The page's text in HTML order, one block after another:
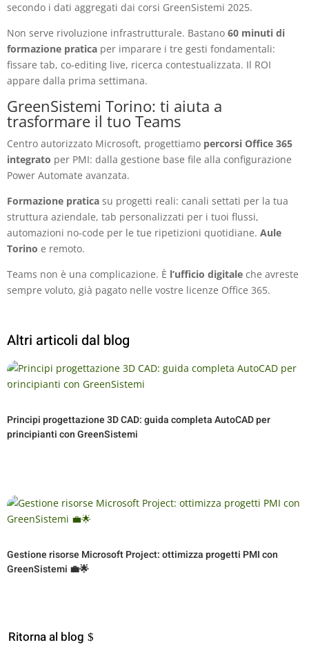
secondo i dati aggregati dai corsi GreenSistemi 2025.
Non serve rivoluzione infrastrutturale. Bastano 60 minuti di
formazione pratica per imparare i tre gesti fondamentali:
fissare tab, co-editing live, ricerca contestualizzata. Il ROI
appare dalla prima settimana.
GreenSistemi Torino: ti aiuta a
trasformare il tuo Teams
Centro autorizzato Microsoft, progettiamo percorsi Office 365
integrato per PMI: dalla gestione base file alla configurazione
Power Automate avanzata.
Formazione pratica su progetti reali: canali settati per la tua
struttura aziendale, tab personalizzati per i tuoi flussi,
automazioni no-code per le tue ripetizioni quotidiane. Aule
Torino e remoto.
Teams non è una complicazione. È l’ufficio digitale che avreste
sempre voluto, già pagato nelle vostre licenze Office 365.
Altri articoli dal blog
Principi progettazione 3D CAD: guida completa AutoCAD per
principianti con GreenSistemi
Gestione risorse Microsoft Project: ottimizza progetti PMI con
GreenSistemi 💼🌟
Ritorna al blog